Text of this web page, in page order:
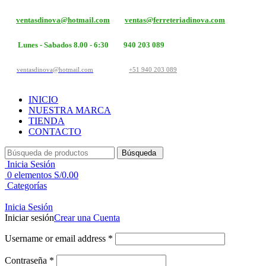
ventasdinova@hotmail.com ventas@ferreteriadinova.com
Lunes - Sabados 8.00 - 6:30 940 203 089
ventasdinova@hotmail.com +51 940 203 089
INICIO
NUESTRA MARCA
TIENDA
CONTACTO
Búsqueda
Inicia Sesión
0 elementos S/0.00
Categorías
Inicia Sesión
Iniciar sesiónCrear una Cuenta
Username or email address *
Contraseña *